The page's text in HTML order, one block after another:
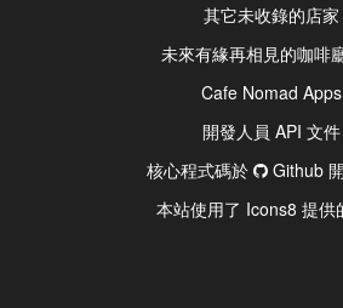
其它未收錄的店家
未來有緣再相見的咖啡
Cafe Nomad Apps
開發人員 API 文件
核心程式碼於
Github
本站使用了 Icons8 提供